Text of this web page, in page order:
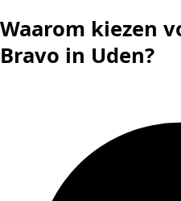
Waarom kiezen
Bravo in Uden?